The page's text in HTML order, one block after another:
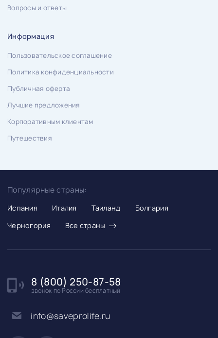
Вопросы и ответы
Информация
Пользовательское соглашение
Политика конфиденциальности
Публичная оферта
Лучшие предложения
Корпоративным клиентам
Путешествия
Популярные страны:
Испания Италия Таиланд
Болгария
Черногория
Все страны →
8 (800) 250-87-58
звонок по России бесплатный
info@saveprolife.ru